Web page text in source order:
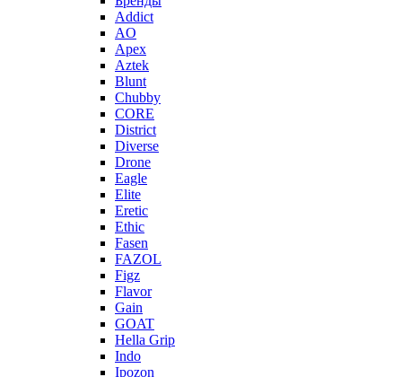
Addict
AO
Apex
Aztek
Blunt
Chubby
CORE
District
Diverse
Drone
Eagle
Elite
Eretic
Ethic
Fasen
FAZOL
Figz
Flavor
Gain
GOAT
Hella Grip
Indo
Ipozon